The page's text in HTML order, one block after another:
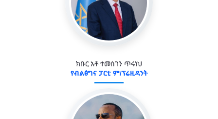
ክቡር አቶ ተመስገን ጥሩነህ
የብልፅግና ፓርቲ ም/ፕሬዚዳንት